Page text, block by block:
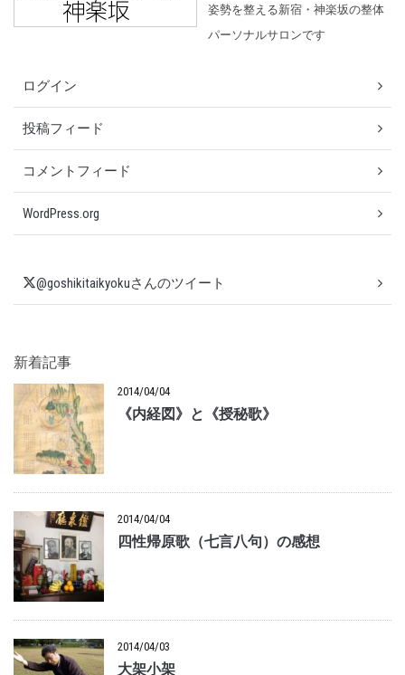
姿勢を整える新宿・神楽坂の整体
パーソナルサロンです
ログイン
投稿フィード
コメントフィード
WordPress.org
@goshikitaikyokuさんのツイート
新着記事
2014/04/04
《内経図》と《授秘歌》
2014/04/04
四性帰原歌（七言八句）の感想
2014/04/03
大架小架